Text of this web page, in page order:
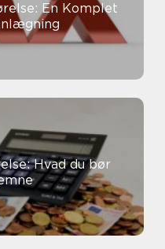
En Komplet
Hvad du bør